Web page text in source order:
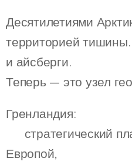
Десятилетиями
территорией
и айсберги.
Теперь — это узел
Гренландия:
🔹 стратегический
Европой,